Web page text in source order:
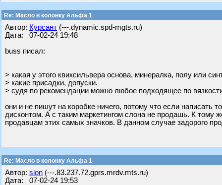
Re: Масло в колонку Альфа 1
Автор: Курсант (---.dynamic.spd-mgts.ru)
Дата: 07-02-24 19:48
buss писал:
> какая у этого квиксильвера основа, минералка, полу или
> какие присадки, допуски.
> судя по рекомендации можно любое подходящее по
они и не пишут на коробке ничего, потому что если
дисконтом. А с таким маркетингом слона не продашь. К тому
продавцам этих самых значков. В данном случае задорого
Re: Масло в колонку Альфа 1
Автор: slon (---.83.237.72.gprs.mrdv.mts.ru)
Дата: 07-02-24 19:53